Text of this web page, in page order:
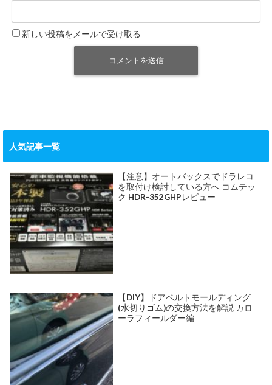
新しい投稿をメールで受け取る
人気記事一覧
【注意】オートバックスでドラレコ
を取付け検討している方へ コムテッ
ク HDR-352GHPレビュー
【DIY】ドアベルトモールディング
(水切りゴム)の交換方法を解説 カロ
ーラフィールダー編